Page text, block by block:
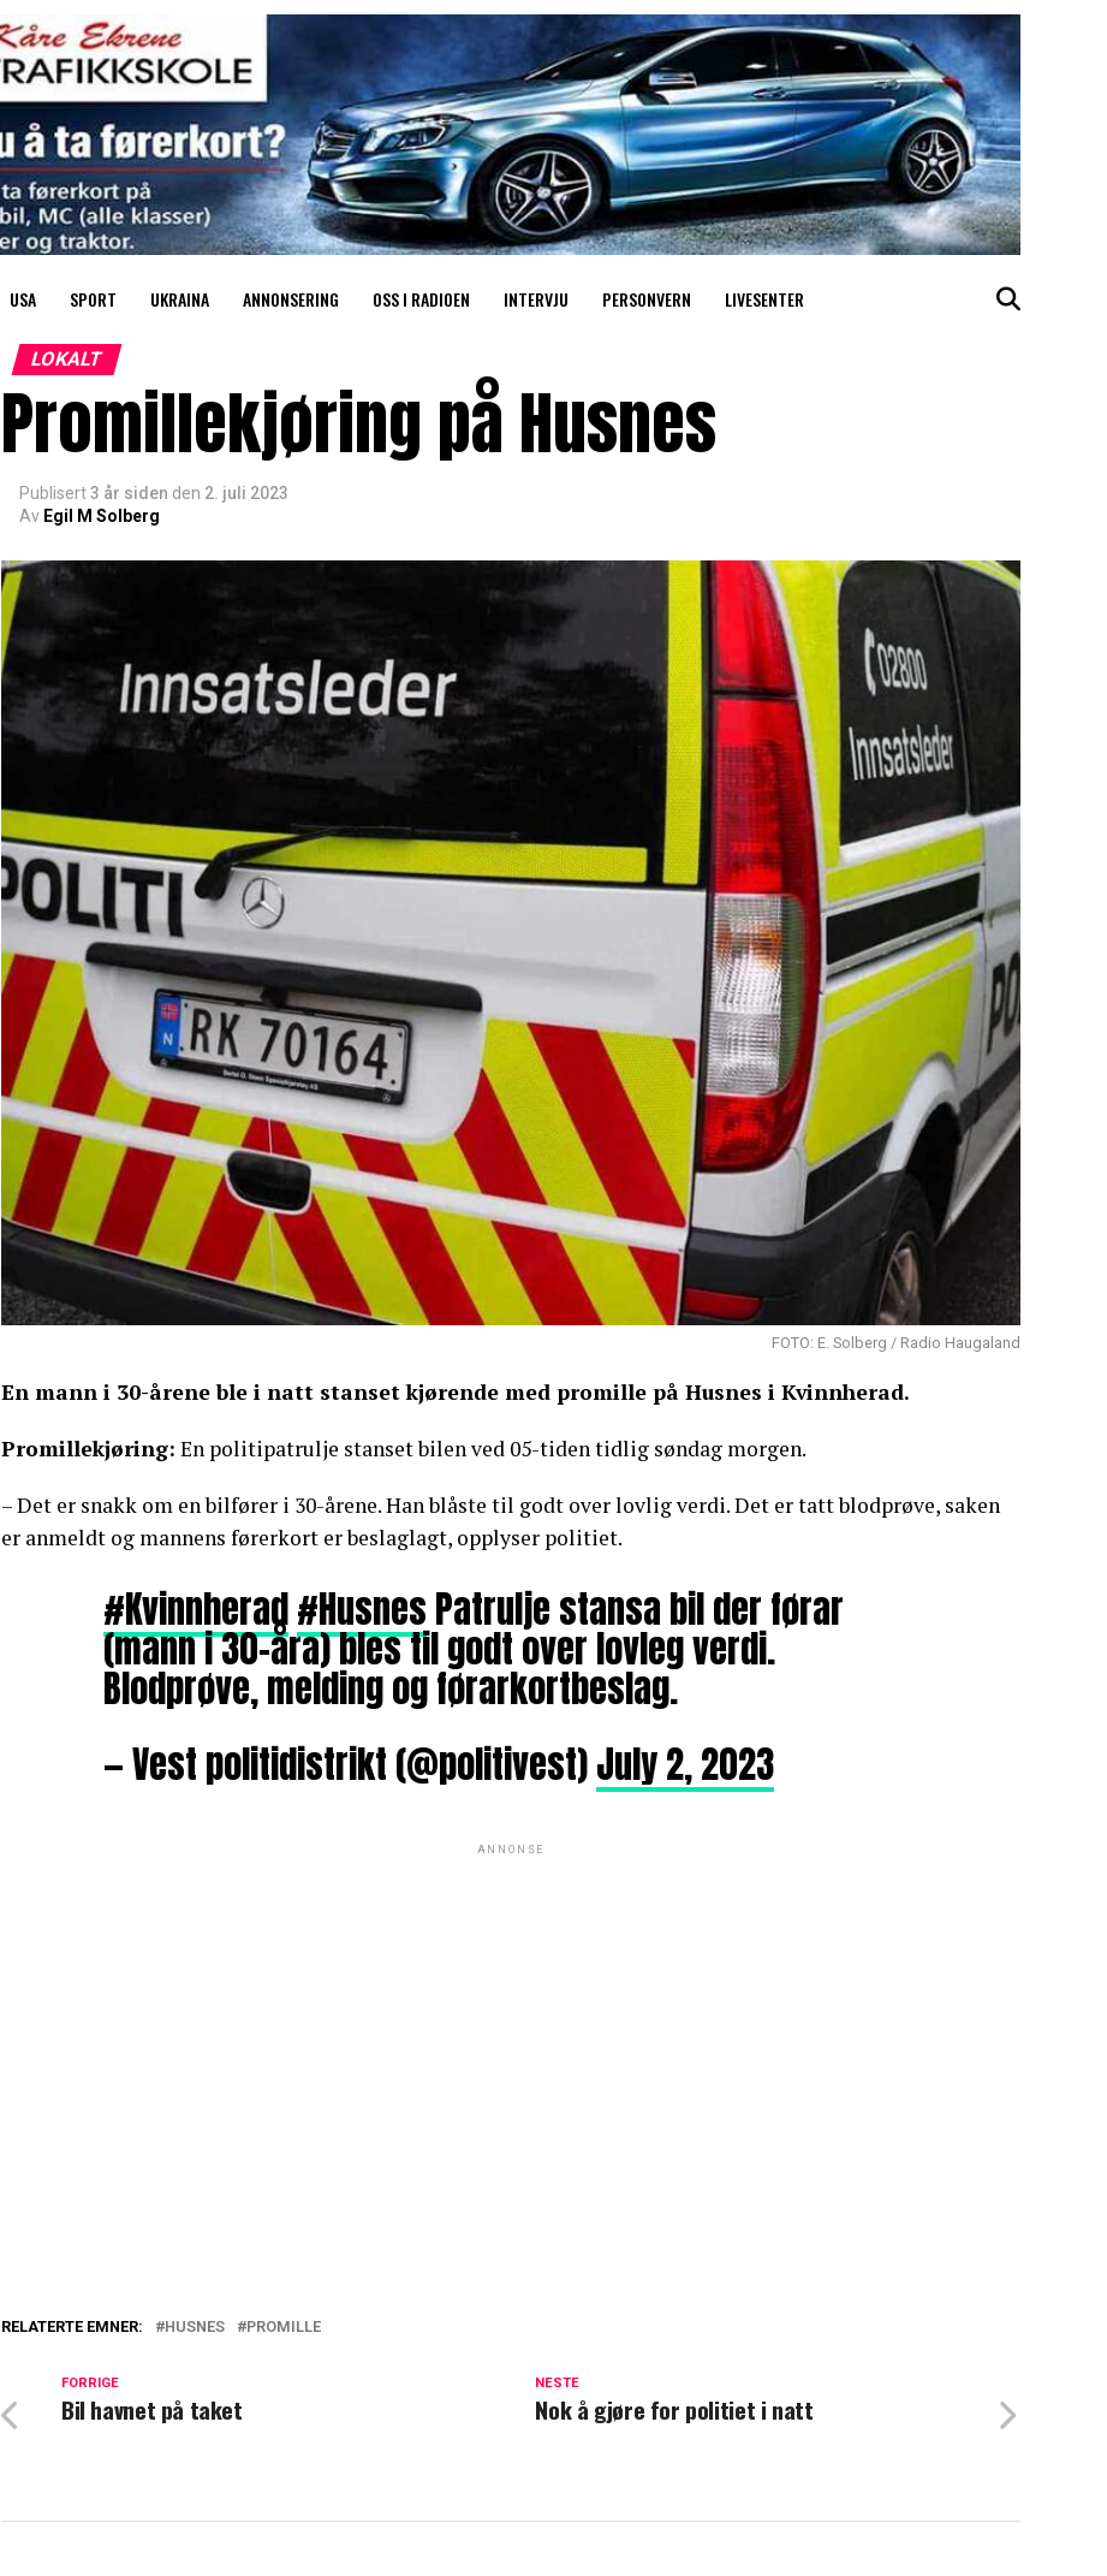
USA SPORT UKRAINA ANNONSERING OSS I RADIOEN INTERVJU PERSONVERN LIVESENTER
LOKALT
Promillekjøring på Husnes
Publisert3 år siden den 2. juli 2023
Av Egil M Solberg
FOTO: E. Solberg / Radio Haugaland
En mann i 30-årene ble i natt stanset kjørende med promille på Husnes i Kvinnherad.
Promillekjøring: En politipatrulje stanset bilen ved 05-tiden tidlig søndag morgen.
– Det er snakk om en bilfører i 30-årene. Han blåste til godt over lovlig verdi. Det er tatt blodprøve, saken
er anmeldt og mannens førerkort er beslaglagt, opplyser politiet.
#Kvinnherad#HusnesPatrulje stansa bil der førar
(mann i 30-åra) bles til godt over lovleg verdi.
Blodprøve, melding og førarkortbeslag.
— Vest politidistrikt (@politivest)July 2, 2023
ANNONSE
RELATERTE EMNER: HUSNES PROMILLE
NESTE
Nok å gjøre for politiet i natt
FORRIGE
Bil havnet på taket